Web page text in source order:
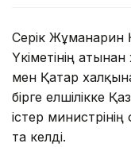
Серік
Үкіметінің
мен Қатар
бірге елшілікке
істер
та келді.